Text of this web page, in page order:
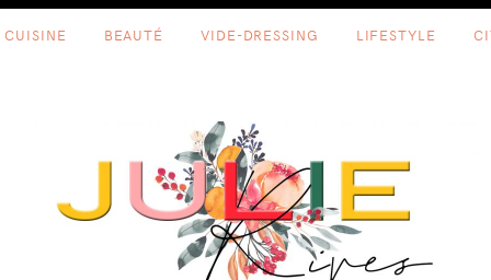
CUISINE BEAUTÉ VIDE-DRESSING LIFESTYLE